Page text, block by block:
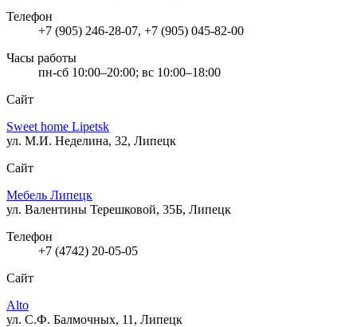
Телефон
+7 (905) 246-28-07, +7 (905) 045-82-00
Часы работы
пн-сб 10:00–20:00; вс 10:00–18:00
Сайт
Sweet home Lipetsk
ул. М.И. Неделина, 32, Липецк
Сайт
Мебель Липецк
ул. Валентины Терешковой, 35Б, Липецк
Телефон
+7 (4742) 20-05-05
Сайт
Alto
ул. С.Ф. Балмочных, 11, Липецк